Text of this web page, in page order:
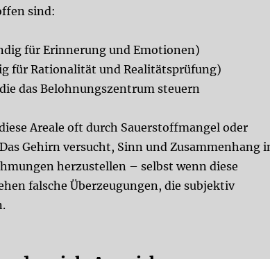
sind:
für Erinnerung und Emotionen)
für Rationalität und Realitätsprüfung)
das Belohnungszentrum steuern
Areale oft durch Sauerstoffmangel oder
Gehirn versucht, Sinn und Zusammenhang
herzustellen – selbst wenn diese
falsche Überzeugungen, die subjektiv